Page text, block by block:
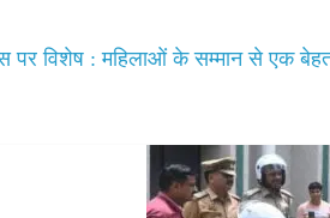
पर विशेष : महिलाओं के सम्मान से एक